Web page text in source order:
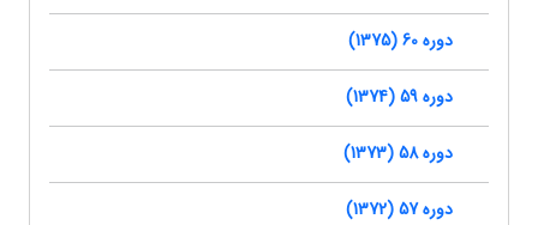
دوره 60 (1375)
دوره 59 (1374)
دوره 58 (1373)
دوره 57 (1372)